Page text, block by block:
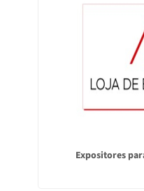
Expositores